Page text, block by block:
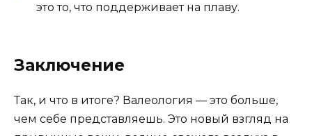
это то, что поддерживает на плаву.
Заключение
Так, и что в итоге? Валеология — это больше,
чем себе представляешь. Это новый взгляд на